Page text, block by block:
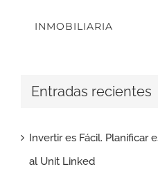
INMOBILIARIA
Entradas recientes
Invertir es Fácil. Planificar
al Unit Linked